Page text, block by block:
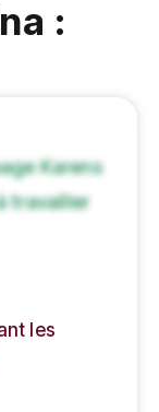
:
Karens
travailler
les